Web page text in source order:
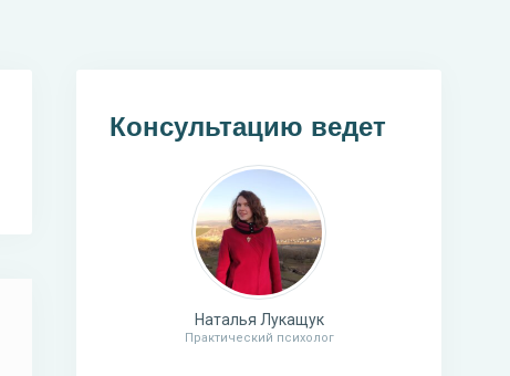
Консультацию ведет
Наталья Лукащук
Практический психолог